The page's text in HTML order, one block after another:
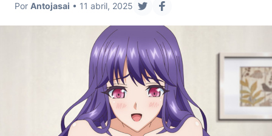
Por Antojasai • 11 abril, 2025
compartir en twitter
compartir en facebook